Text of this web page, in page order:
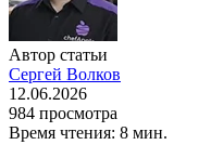
Автор статьи
Сергей Волков
12.06.2026
984 просмотра
Время чтения: 8 мин.